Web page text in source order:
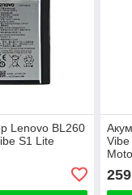
Lenovo BL260
S1 Lite
259